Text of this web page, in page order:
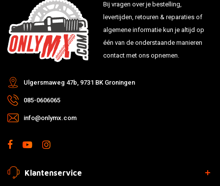
Bij vragen over je bestelling,
levertijden, retouren & reparaties of
algemene informatie kun je altijd op
één van de onderstaande manieren
contact met ons opnemen.
Ulgersmaweg 47b, 9731 BK Groningen
085-0606065
info@onlymx.com
Klantenservice